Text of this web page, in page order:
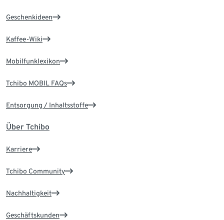
Geschenkideen
Kaffee-Wiki
Mobilfunklexikon
Tchibo MOBIL FAQs
Entsorgung / Inhaltsstoffe
Über Tchibo
Karriere
Tchibo Community
Nachhaltigkeit
Geschäftskunden